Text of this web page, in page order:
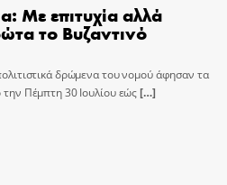
Με επιτυχία αλλά
το Βυζαντινό
δρώμενα του νομού άφησαν τα
Πέμπτη 30 Ιουλίου εώς[…]